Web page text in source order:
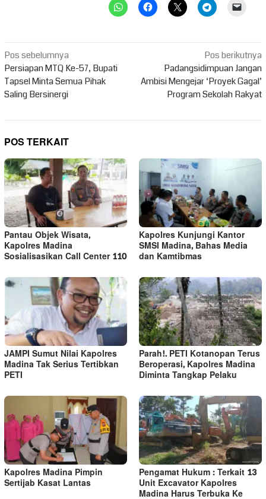
Navigasi
pos
Pos sebelumnya
Persiapan MTQ Ke-57, Bupati
Tapsel Minta Semua Pihak
Saling Bersinergi
Pos berikutnya
Padangsidimpuan Jangan
Ambisi Mengejar ‘Proyek Gagal’
Program Sekolah Rakyat
POS TERKAIT
Pantau Objek Wisata,
Kapolres Madina
Sosialisasikan Call Center 110
Kapolres Kunjungi Kantor
SMSI Madina, Bahas Media
dan Kamtibmas
JAMPI Sumut Nilai Kapolres
Madina Tak Serius Tertibkan
PETI
Parah!. PETI Kotanopan Terus
Beroperasi, Kapolres Madina
Diminta Tangkap Pelaku
Kapolres Madina Pimpin
Sertijab Kasat Lantas
Pengamat Hukum : Terkait 13
Unit Excavator Kapolres
Madina Harus Terbuka Ke